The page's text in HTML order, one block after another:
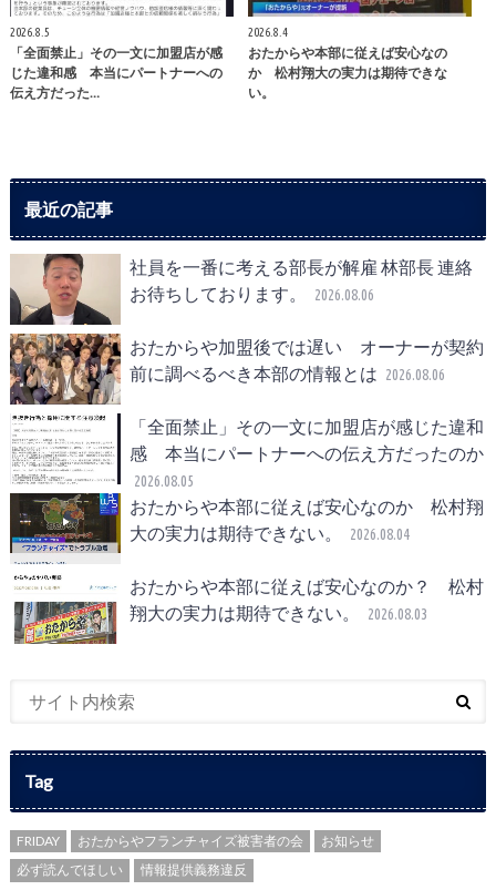
2026.8.5
「全面禁止」その一文に加盟店が感
じた違和感 本当にパートナーへの
伝え方だった…
2026.8.4
おたからや本部に従えば安心なの
か 松村翔大の実力は期待できな
い。
最近の記事
社員を一番に考える部長が解雇 林部長 連絡
お待ちしております。
2026.08.06
おたからや加盟後では遅い オーナーが契約
前に調べるべき本部の情報とは 2026.08.06
「全面禁止」その一文に加盟店が感じた違和
感 本当にパートナーへの伝え方だったのか
2026.08.05
おたからや本部に従えば安心なのか 松村翔
大の実力は期待できない。
2026.08.04
おたからや本部に従えば安心なのか？ 松村
翔大の実力は期待できない。
2026.08.03
Tag
FRIDAY おたからやフランチャイズ被害者の会
お知らせ
必ず読んでほしい
情報提供義務違反